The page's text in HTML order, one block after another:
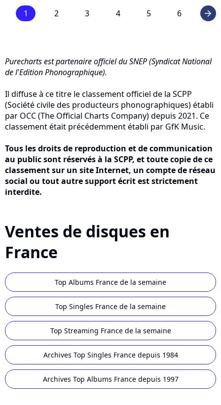
1 2 3 4 5 6 arrow_right
Purecharts est partenaire officiel du SNEP (Syndicat National
de l'Edition Phonographique).
Il diffuse à ce titre le classement officiel de la SCPP
(Société civile des producteurs phonographiques) établi
par OCC (The Official Charts Company) depuis 2021. Ce
classement était précédemment établi par GfK Music.
Tous les droits de reproduction et de communication
au public sont réservés à la SCPP, et toute copie de ce
classement sur un site Internet, un compte de réseau
social ou tout autre support écrit est strictement
interdite.
Ventes de disques en
France
Top Albums France de la semaine
Top Singles France de la semaine
Top Streaming France de la semaine
Archives Top Singles France depuis 1984
Archives Top Albums France depuis 1997